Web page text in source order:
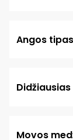
Angos tipas
Movos